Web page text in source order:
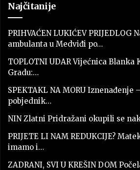
Najčitanije
PRIHVAĆEN LUKIĆEV PRIJEDLOG
ambulanta u Medviđi po…
TOPLOTNI UDAR Vijećnica
Gradu:…
SPEKTAKL NA MORU Iznenađenje
pobjednik…
NIN Zlatni Pridražani okupili se
PRIJETE LI NAM REDUKCIJE?
imamo i…
ZADRANI, SVI U KREŠIN DOM